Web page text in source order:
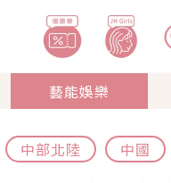
藝能娛樂
中部北陸 中國